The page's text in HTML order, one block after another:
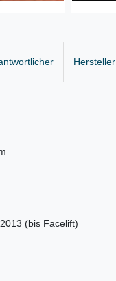
Hersteller
(bis Facelift)